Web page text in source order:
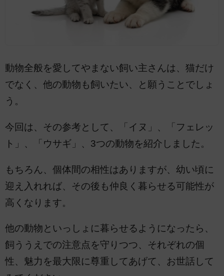
動物全般を愛してやまない飼い主さんは、猫だけ
でなく、他の動物も飼いたい、と願うことでしょ
う。
今回は、その参考として、「イヌ」、「フェレッ
ト」、「ウサギ」、3つの動物を紹介しました。
もちろん、個体間の相性はありますが、幼い頃に
迎え入れれば、その後も仲良く暮らせる可能性が
高くなります。
他の動物といっしょに暮らせるようになったら、
飼ううえでの注意点を守りつつ、それぞれの個
性、魅力を最大限に尊重してあげて、お世話して